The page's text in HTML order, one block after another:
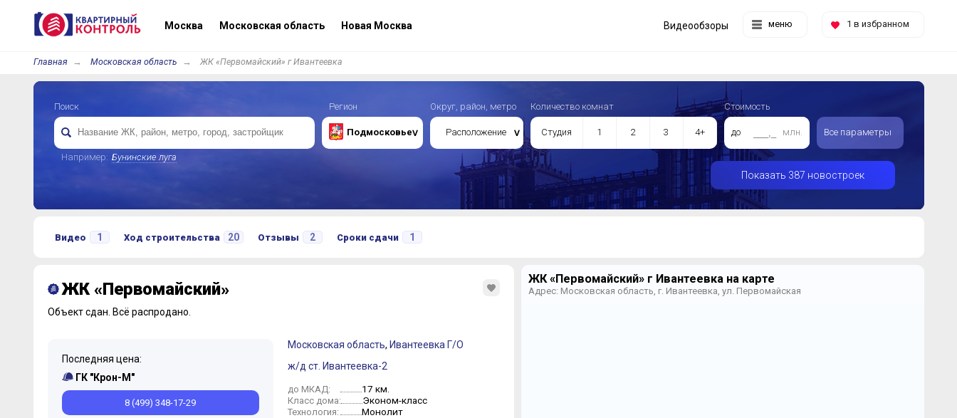
Москва Московская область Новая Москва меню 1 в избранном
Видеообзоры
Главная Московская область ЖК «Первомайский» г Ивантеевка
Поиск
Например: Бунинские луга
Регион
Подмосковье
Округ, район, метро
Расположение
Количество комнат
Студия 1 2 3 4+
Стоимость
до млн. Все параметры
Показать 387 новостроек
Видео 1 Ход строительства 20 Отзывы 2 Сроки сдачи 1
ЖК «Первомайский»
Объект сдан. Всё распродано.
Последняя цена:
ГК "Крон-М"
8 (499) 348-17-29
Московская область, Ивантеевка Г/О
ж/д ст. Ивантеевка-2
до МКАД: 17 км.
Класс дома: Эконом-класс
Технология: Монолит
ЖК «Первомайский» г Ивантеевка на карте
Адрес: Московская область, г. Ивантеевка, ул. Первомайская